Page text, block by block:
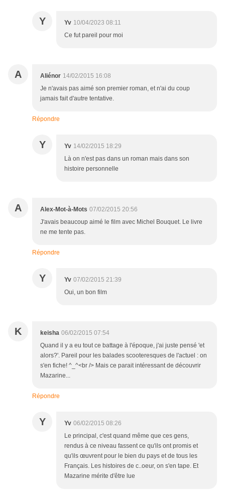
Y Yv 10/04/2023 08:11
Ce fut pareil pour moi
A Aliénor 14/02/2015 16:08
Je n'avais pas aimé son premier roman, et n'ai du coup
jamais fait d'autre tentative.
Répondre
Y Yv 14/02/2015 18:29
Là on n'est pas dans un roman mais dans son
histoire personnelle
A Alex-Mot-à-Mots 07/02/2015 20:56
J'avais beaucoup aimé le film avec Michel Bouquet. Le livre
ne me tente pas.
Répondre
Y Yv 07/02/2015 21:39
Oui, un bon film
K keisha 06/02/2015 07:54
Quand il y a eu tout ce battage à l'époque, j'ai juste pensé 'et
alors?'. Pareil pour les balades scooteresques de l'actuel : on
s'en fiche! ^_^<br /> Mais ce parait intéressant de découvrir
Mazarine...
Répondre
Y Yv 06/02/2015 08:26
Le principal, c'est quand même que ces gens,
rendus à ce niveau fassent ce qu'ils ont promis et
qu'ils œuvrent pour le bien du pays et de tous les
Français. Les histoires de c..oeur, on s'en tape. Et
Mazarine mérite d'être lue